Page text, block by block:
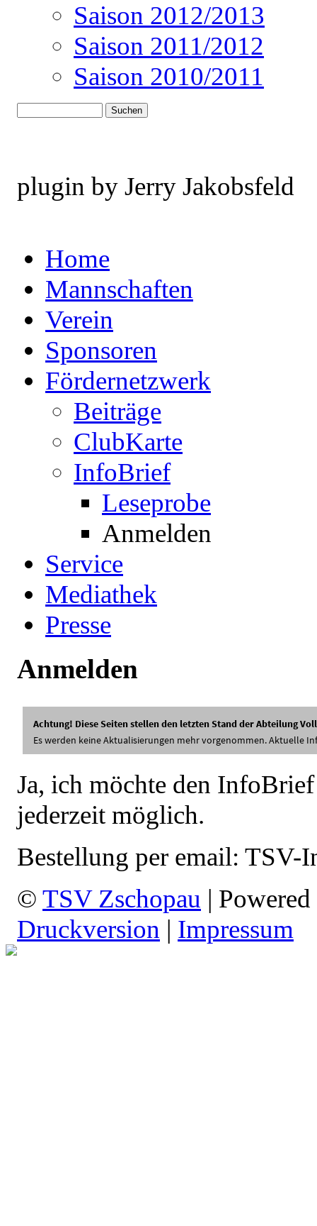
Saison 2012/2013
Saison 2011/2012
Saison 2010/2011
plugin by Jerry Jakobsfeld
Home
Mannschaften
Verein
Sponsoren
Fördernetzwerk
Beiträge
ClubKarte
InfoBrief
Leseprobe
Anmelden
Service
Mediathek
Presse
Anmelden
Ja, ich möchte den
jederzeit möglich.
Bestellung per email: TSV-
© TSV Zschopau |
Druckversion | Impressum